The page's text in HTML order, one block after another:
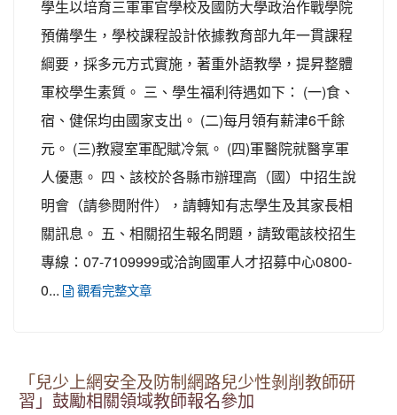
學生以培育三軍軍官學校及國防大學政治作戰學院
預備學生，學校課程設計依據教育部九年一貫課程
綱要，採多元方式實施，著重外語教學，提昇整體
軍校學生素質。 三、學生福利待遇如下： (一)食、
宿、健保均由國家支出。 (二)每月領有薪津6千餘
元。 (三)教寢室軍配賦冷氣。 (四)軍醫院就醫享軍
人優惠。 四、該校於各縣市辦理高（國）中招生說
明會（請參閱附件），請轉知有志學生及其家長相
關訊息。 五、相關招生報名問題，請致電該校招生
專線：07-7109999或洽詢國軍人才招募中心0800-
0...
觀看完整文章
「兒少上網安全及防制網路兒少性剝削教師研
習」鼓勵相關領域教師報名參加